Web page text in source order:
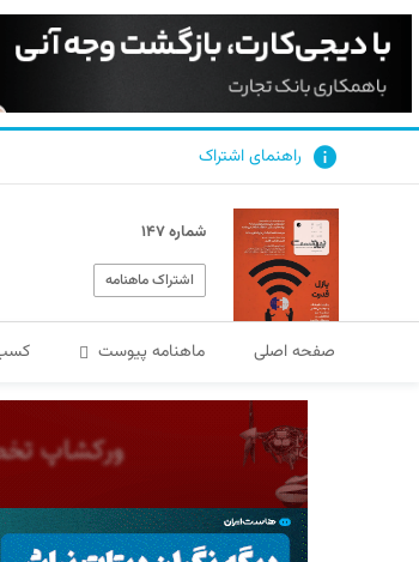
راهنمای اشتراک
شماره ۱۴۷
اشتراک ماهنامه
صفحه اصلی ماهنامه پیوست